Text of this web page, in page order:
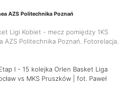
AZS Politechnika Poznań
Ligi Kobiet - mecz pomiędzy 1KS
AZS Politechnika Poznań. Fotorelacja.